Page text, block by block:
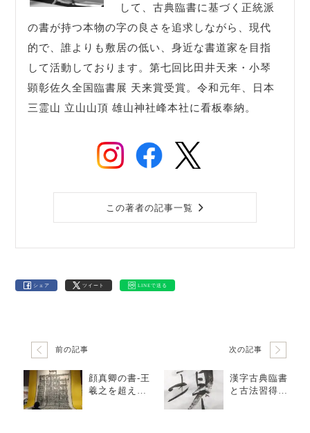
して、古典臨書に基づく正統派
の書が持つ本物の字の良さを追求しながら、現代
的で、誰よりも敷居の低い、身近な書道家を目指
して活動しております。第七回比田井天来・小琴
顕彰佐久全国臨書展 天来賞受賞。令和元年、日本
三霊山 立山山頂 雄山神社峰本社に看板奉納。
この著者の記事一覧
シェア ツイート LINEで送る
前の記事
顔真卿の書-王
羲之を超えた
次の記事
漢字古典臨書
と古法習得に